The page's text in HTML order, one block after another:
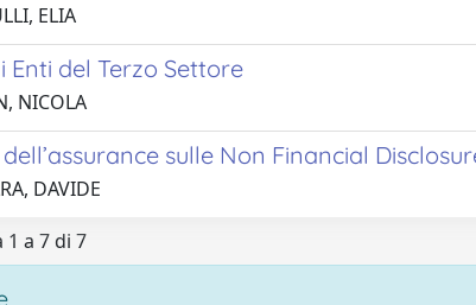
ELIA
Enti del Terzo Settore
NICOLA
sulle Non Financial
DAVIDE
a 7 di 7